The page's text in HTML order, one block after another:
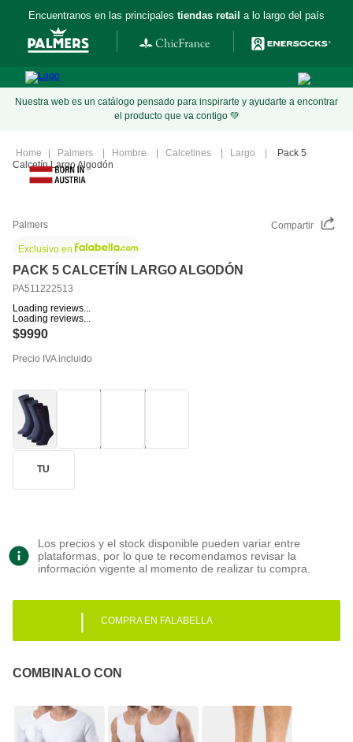
Encuentranos en las principales tiendas retail a lo largo del país
Nuestra web es un catálogo pensado para inspirarte y ayudarte a encontrar
el producto que va contigo 💚
Palmers Hombre Calcetines Largo
Pack 5
Calcetín Largo Algodón
Palmers Compartir
Exclusivo en
PACK 5 CALCETÍN LARGO ALGODÓN
PA511222513
Loading reviews...
Loading reviews...
$9990
Precio IVA incluido
TU
Los precios y el stock disponible pueden variar entre
plataformas, por lo que te recomendamos revisar la
información vigente al momento de realizar tu compra.
| COMPRA EN FALABELLA
COMBINALO CON